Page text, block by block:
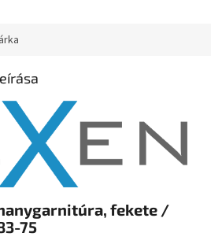
fekete /
75